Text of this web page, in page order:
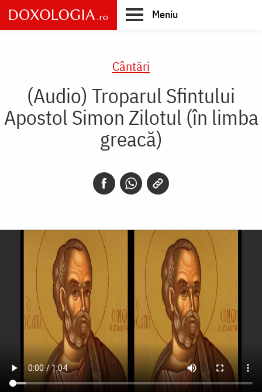
Skip
to
main
Meniu
Cântări
(Audio) Troparul Sfintului
Apostol Simon Zilotul (în limba
greacă)